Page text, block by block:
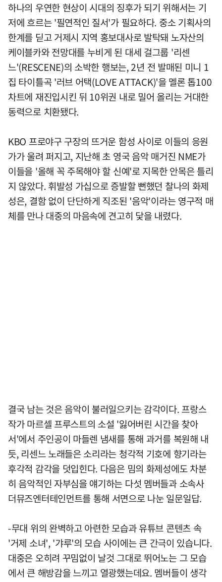
하나의 우연한 현상이 시대의 징후가 되기 위해서는 기
저에 흐르는 '필연적인 질서'가 필요하다. 중소 기획사의
한계를 딛고 거제시 지역 홍보대사로 발탁돼 노자산의
케이블카와 전망대를 누비게 된 대세 걸그룹 '리센
느'(RESCENE)의 소박한 행보는, 2년 전 발매된 미니 1
집 타이틀곡 '러브 어택(LOVE ATTACK)'을 멜론 톱100
차트에 재진입시킨 뒤 10위권 내로 밀어 올리는 거대한
동력으로 치환됐다.
KBO 프로야구 구장의 뜨거운 함성 사이로 이들의 응원
가가 울려 퍼지고, 지난해 초 영국 음악 매거진 NME가
이들을 '올해 꼭 주목해야 할 신예'로 지목한 안목은 틀리
지 않았다. 휘발성 가십으로 증발할 뻔했던 찰나의 화제
성은, 결함 없이 단단하게 직조된 '음악'이라는 영구적 매
체를 만나 대중의 마음속에 견고히 닻을 내렸다.
결국 남는 것은 음악이 불러일으키는 감각이다. 프랑스
작가 마르셀 프루스트의 소설 '잃어버린 시간을 찾아
서'에서 주인공이 마들렌 냄새를 통해 과거를 복원해 내
듯, 리센느 노래들은 소리라는 청각적 기호에 향기라는
후각적 감각을 덧입힌다. 다음은 밈의 화제성에도 차분
히 음악적인 자부심을 얘기하는 다섯 멤버들과 소속사
더뮤즈엔터테인먼트를 통해 서면으로 나눈 일문일답.
-무대 위의 완벽하고 아련한 모습과 유튜브 콘텐츠 속
'거제 소녀', '갸루'의 모습 사이에는 큰 간극이 있습니다.
대중은 오히려 꾸밈없이 날것 그대로 뛰어노는 그 모습
에서 큰 해방감을 느끼고 열광했는데요. 멤버들이 생각